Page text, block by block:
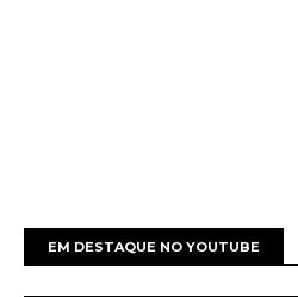
EM DESTAQUE NO YOUTUBE